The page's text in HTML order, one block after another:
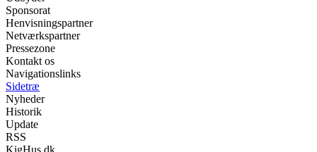
Sponsorat
Henvisningspartner
Netværkspartner
Pressezone
Kontakt os
Navigationslinks
Sidetræ
Nyheder
Historik
Update
RSS
KigHus.dk